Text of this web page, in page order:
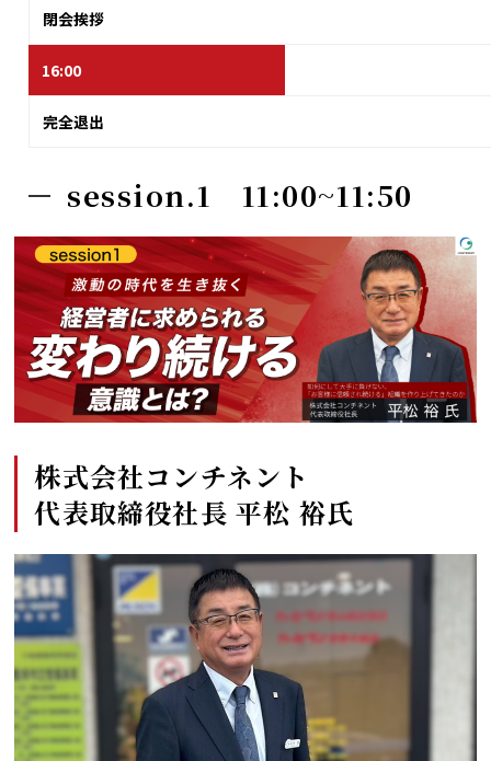
閉会挨拶
16:00
完全退出
session.1 11:00~11:50
株式会社コンチネント
代表取締役社長 平松 裕氏